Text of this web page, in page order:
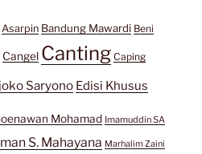
Asarpin Bandung Mawardi Beni
Cangel Canting Caping
Saryono Edisi Khusus
Mohamad Imamuddin SA
S. Mahayana Marhalim Zaini